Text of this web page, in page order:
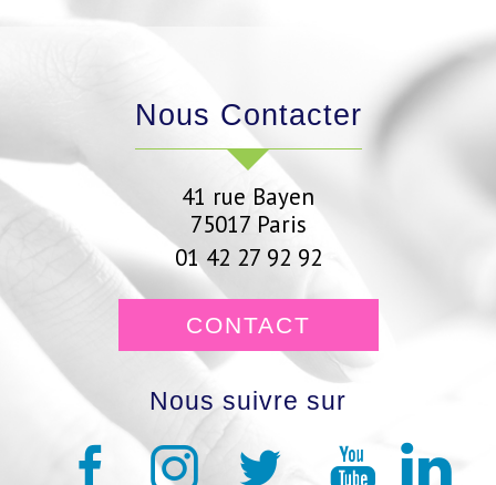
Nous Contacter
41 rue Bayen
75017 Paris
01 42 27 92 92
CONTACT
Nous suivre sur